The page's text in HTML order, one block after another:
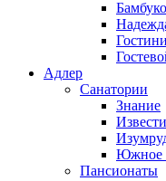
Адлер
Санатории
Знание
Южное
Пансионаты